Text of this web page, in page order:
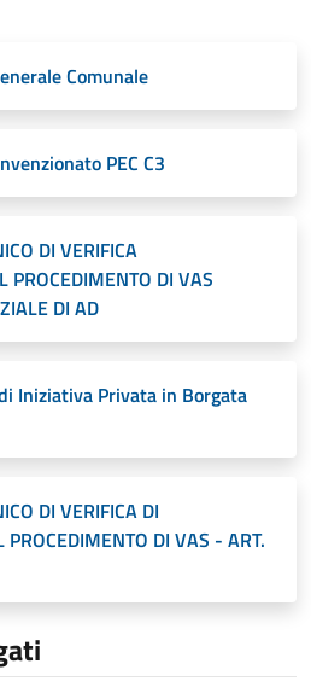
Comunale
PEC C3
DI VERIFICA
PROCEDIMENTO DI VAS
DI AD
Iniziativa Privata in Borgata
DI VERIFICA DI
PROCEDIMENTO DI VAS - ART.